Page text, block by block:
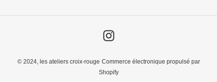
Instagram
© 2024, les ateliers croix-rouge Commerce électronique propulsé par
Shopify